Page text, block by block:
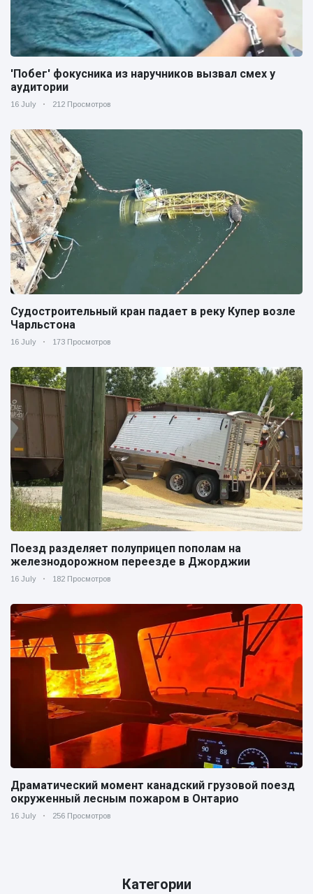
'Побег' фокусника из наручников вызвал смех у
аудитории
16 July 212 Просмотров
Судостроительный кран падает в реку Купер возле
Чарльстона
16 July 173 Просмотров
Поезд разделяет полуприцеп пополам на
железнодорожном переезде в Джорджии
16 July 182 Просмотров
Драматический момент канадский грузовой поезд
окруженный лесным пожаром в Онтарио
16 July 256 Просмотров
Категории